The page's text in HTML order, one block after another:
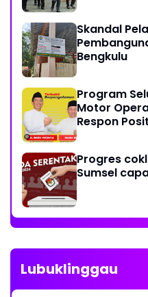
Skandal
Bengkulu
Program
Motor
Respon
Progres
Sumsel
Lubuklinggau